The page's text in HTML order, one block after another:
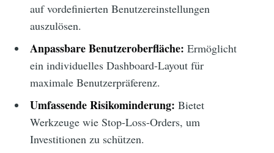
auf vordefinierten Benutzereinstellungen
auszulösen.
Anpassbare Benutzeroberfläche: Ermöglicht
ein individuelles Dashboard-Layout für
maximale Benutzerpräferenz.
Umfassende Risikominderung: Bietet
Werkzeuge wie Stop-Loss-Orders, um
Investitionen zu schützen.